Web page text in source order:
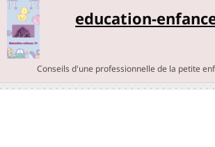
education-
Conseils d'une professionnelle de la petite